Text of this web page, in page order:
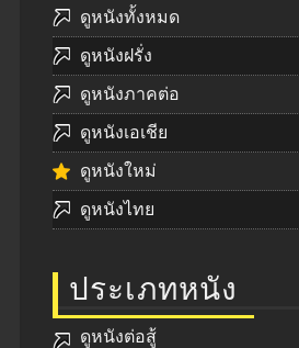
ดูหนังทั้งหมด
ดูหนังฝรั่ง
ดูหนังภาคต่อ
ดูหนังเอเชีย
ดูหนังใหม่
ดูหนังไทย
ประเภทหนัง
ดูหนังต่อสู้